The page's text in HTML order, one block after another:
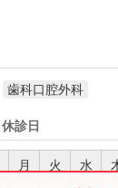
歯科口腔外科
診日
月 火 水